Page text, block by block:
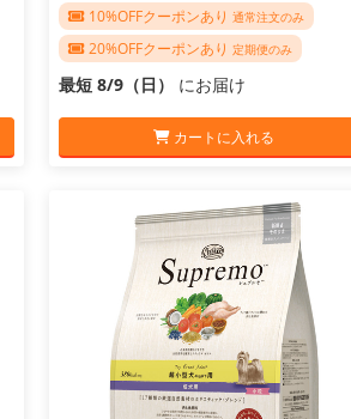
10%OFFクーポンあり 通常注文のみ
20%OFFクーポンあり 定期便のみ
最短 8/9（日） にお届け
カートに入れる